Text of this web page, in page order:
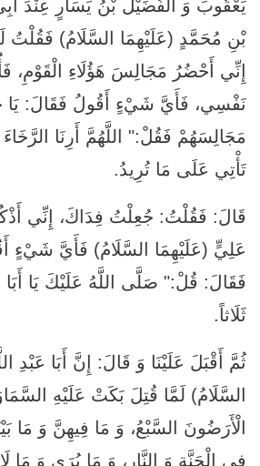
يَعْقُوبَ وَ الْفُضَيْلُ بْنُ يَسَارٍ عِنْدَ
بْنِ مُحَمَّدٍ (عَلَيْهِمَا السَّلَامُ) فَقُلْتُ
إِنِّي أَحْضُرُ مَجَالِسَ هَؤُلَاءِ الْقَوْمِ،
نَفْسِي، فَأَيَّ شَيْ‏ءٍ أَقُولُ فَقَالَ:
مَجَالِسَهُمْ فَقُلْ:" اللَّهُمَّ أَرِنَا
تَأْتِي عَلَى مَا تُرِيدُ.
قَالَ: فَقُلْتُ: جُعِلْتُ فِدَاكَ، إِنِّي
عَلِيٍّ (عَلَيْهِمَا السَّلَامُ) فَأَيَّ شَيْ‏ءٍ
فَقَالَ: قُلْ:" صَلَّى اللَّهُ عَلَيْكَ يَا أَبَا
ثَلَاثاً.
ثُمَّ أَقْبَلَ عَلَيْنَا وَ قَالَ: إِنَّ أَبَا عَبْدِ
السَّلَامُ) لَمَّا قُتِلَ بَكَتْ عَلَيْهِ
الْأَرَضُونَ السَّبْعُ، وَ مَا فِيهِنَّ وَ مَا
فِي الْجَنَّةِ وَ النَّارِ، وَ مَا يُرَى وَ مَا لَا